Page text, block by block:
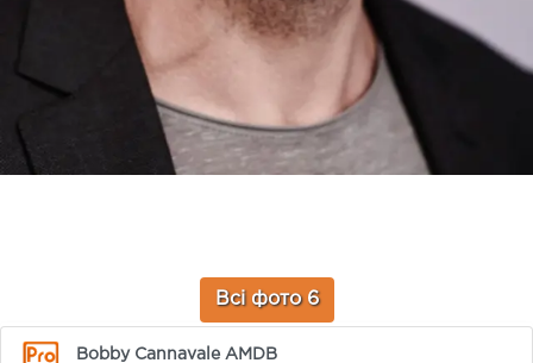
Всі фото 6
Bobby Cannavale AMDB